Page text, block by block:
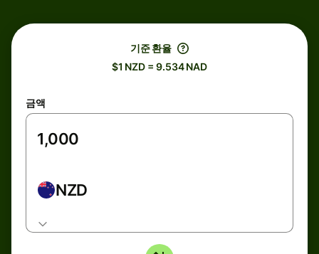
기준 환율
$1 NZD = 9.534 NAD
금액
NZD